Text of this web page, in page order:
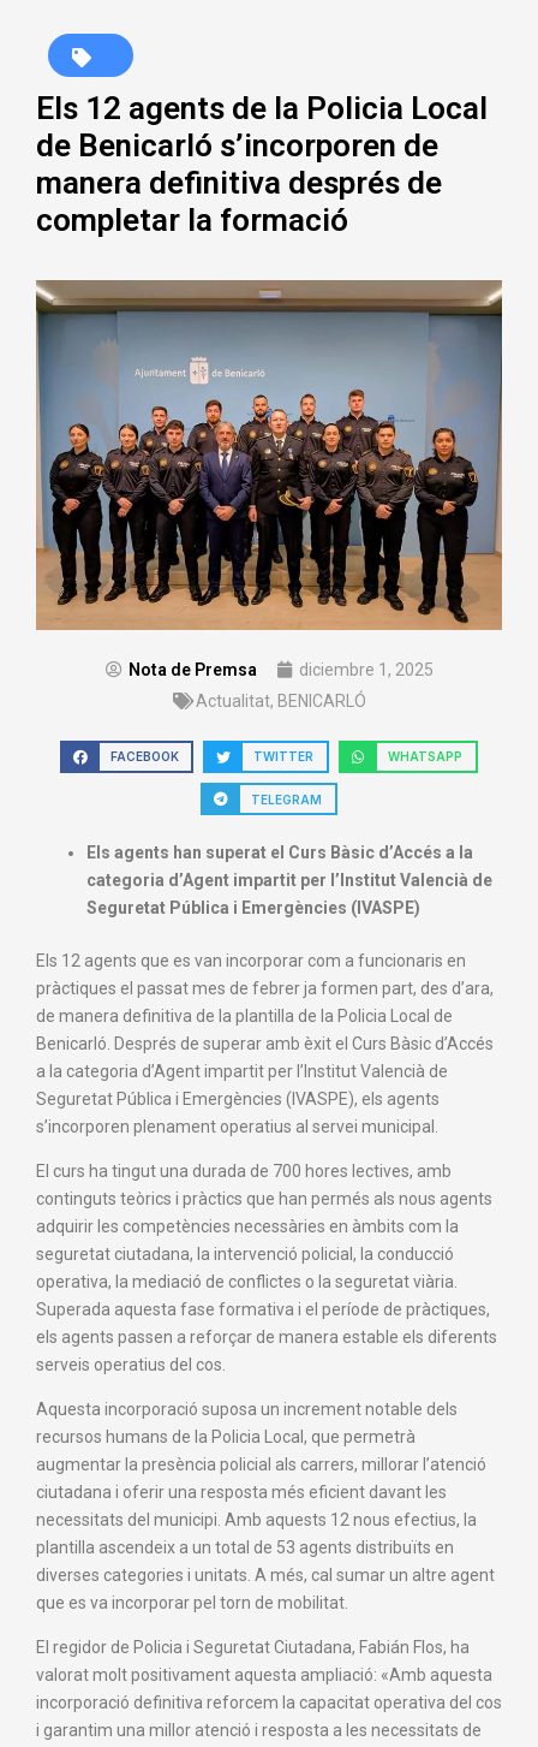
Els 12 agents de la Policia Local
de Benicarló s’incorporen de
manera definitiva després de
completar la formació
Nota de Premsa
diciembre 1, 2025
Actualitat, BENICARLÓ
FACEBOOK TWITTER WHATSAPP
TELEGRAM
Els agents han superat el Curs Bàsic d’Accés a la
categoria d’Agent impartit per l’Institut Valencià de
Seguretat Pública i Emergències (IVASPE)
Els 12 agents que es van incorporar com a funcionaris en
pràctiques el passat mes de febrer ja formen part, des d’ara,
de manera definitiva de la plantilla de la Policia Local de
Benicarló. Després de superar amb èxit el Curs Bàsic d’Accés
a la categoria d’Agent impartit per l’Institut Valencià de
Seguretat Pública i Emergències (IVASPE), els agents
s’incorporen plenament operatius al servei municipal.
El curs ha tingut una durada de 700 hores lectives, amb
continguts teòrics i pràctics que han permés als nous agents
adquirir les competències necessàries en àmbits com la
seguretat ciutadana, la intervenció policial, la conducció
operativa, la mediació de conflictes o la seguretat viària.
Superada aquesta fase formativa i el període de pràctiques,
els agents passen a reforçar de manera estable els diferents
serveis operatius del cos.
Aquesta incorporació suposa un increment notable dels
recursos humans de la Policia Local, que permetrà
augmentar la presència policial als carrers, millorar l’atenció
ciutadana i oferir una resposta més eficient davant les
necessitats del municipi. Amb aquests 12 nous efectius, la
plantilla ascendeix a un total de 53 agents distribuïts en
diverses categories i unitats. A més, cal sumar un altre agent
que es va incorporar pel torn de mobilitat.
El regidor de Policia i Seguretat Ciutadana, Fabián Flos, ha
valorat molt positivament aquesta ampliació: «Amb aquesta
incorporació definitiva reforcem la capacitat operativa del cos
i garantim una millor atenció i resposta a les necessitats de